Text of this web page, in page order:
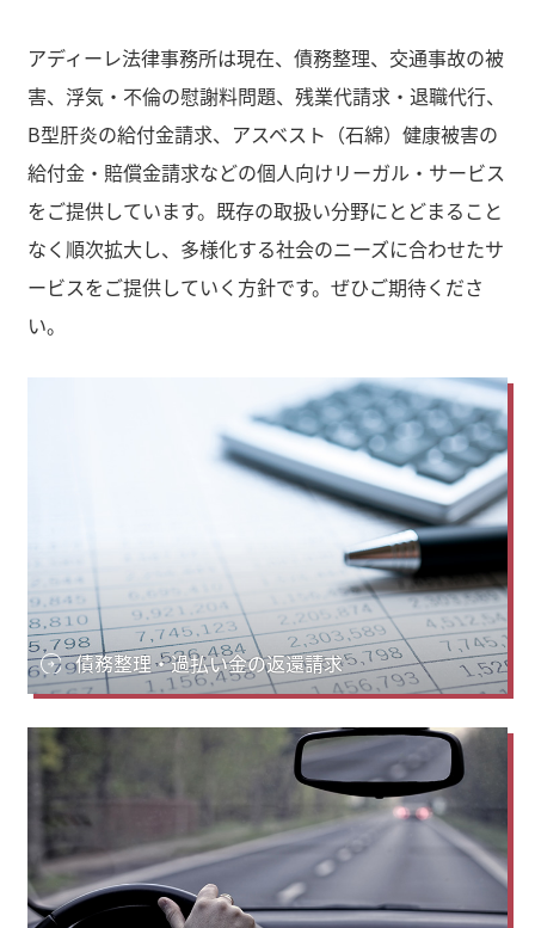
アディーレ法律事務所は現在、債務整理、交通事故の被
害、浮気・不倫の慰謝料問題、残業代請求・退職代行、
B型肝炎の給付金請求、アスベスト（石綿）健康被害の
給付金・賠償金請求などの個人向けリーガル・サービス
をご提供しています。既存の取扱い分野にとどまること
なく順次拡大し、多様化する社会のニーズに合わせたサ
ービスをご提供していく方針です。ぜひご期待くださ
い。
債務整理・過払い金の返還請求